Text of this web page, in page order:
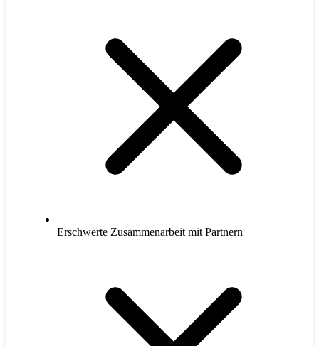
Erschwerte Zusammenarbeit mit Partnern